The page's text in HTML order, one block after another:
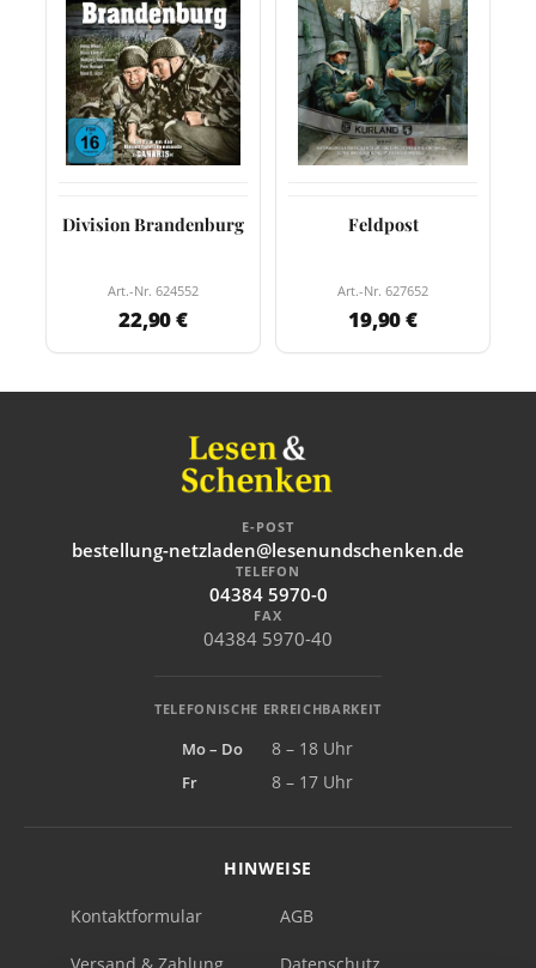
Division Brandenburg
Art.-Nr. 624552
22,90 €
Feldpost
Art.-Nr. 627652
19,90 €
E-POST
bestellung-netzladen@lesenundschenken.de
TELEFON
04384 5970-0
FAX
04384 5970-40
TELEFONISCHE ERREICHBARKEIT
Mo – Do
8 – 18 Uhr
Fr
8 – 17 Uhr
HINWEISE
Kontaktformular AGB